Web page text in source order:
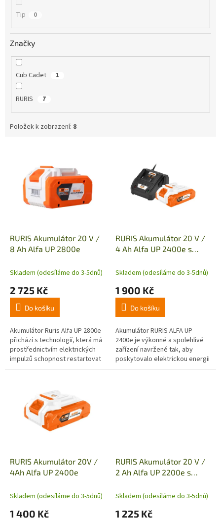
Tip 0
Značky
Cub Cadet 1
RURIS 7
Položek k zobrazení: 8
RURIS Akumulátor 20 V /
8 Ah Alfa UP 2800e
Skladem (odesíláme do 3-5dnů)
2 725 Kč
Do košíku
Akumulátor Ruris Alfa UP 2800e
přichází s technologií, která má
prostřednictvím elektrických
impulzů schopnost restartovat
akumulátor, když je vybitý nebo
RURIS Akumulátor 20 V /
4 Ah Alfa UP 2400e s
Skladem (odesíláme do 3-5dnů)
1 900 Kč
Do košíku
Akumulátor RURIS ALFA UP
2400e je výkonné a spolehlivé
zařízení navržené tak, aby
poskytovalo elektrickou energii
efektivním způsobem. Je
RURIS Akumulátor 20V /
4Ah Alfa UP 2400e
Skladem (odesíláme do 3-5dnů)
1 400 Kč
RURIS Akumulátor 20 V /
2 Ah Alfa UP 2200e s
Skladem (odesíláme do 3-5dnů)
1 225 Kč